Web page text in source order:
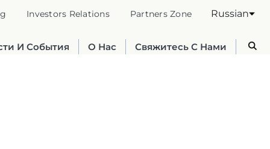
Investors Relations Partners Zone Russian
И События О Нас Свяжитесь С Нами